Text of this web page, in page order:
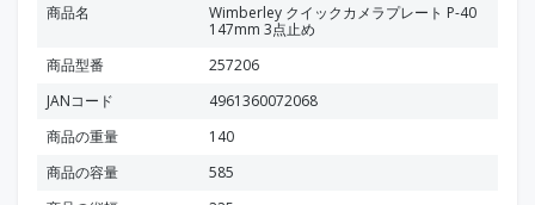
商品名
Wimberley クイックカメラプレート P-40
147mm 3点止め
商品型番
257206
JANコード
4961360072068
商品の重量
140
商品の容量
585